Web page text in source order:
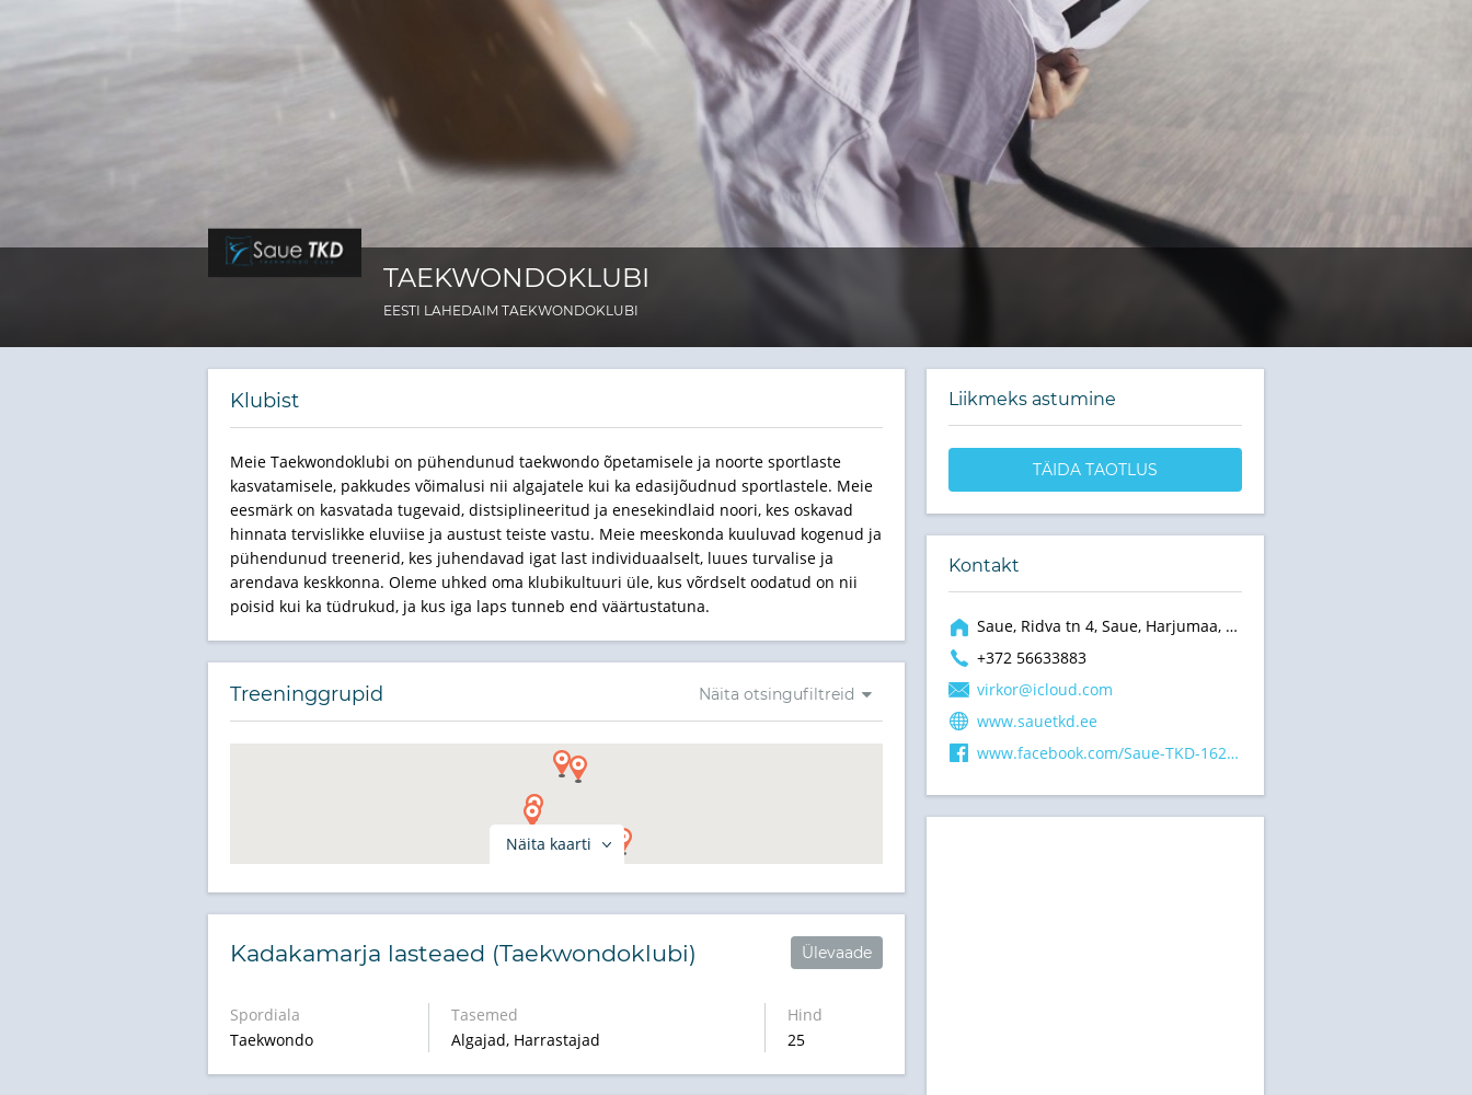
TAEKWONDOKLUBI
EESTI LAHEDAIM TAEKWONDOKLUBI
Klubist
Meie Taekwondoklubi on pühendunud taekwondo õpetamisele ja noorte sportlaste
kasvatamisele, pakkudes võimalusi nii algajatele kui ka edasijõudnud sportlastele. Meie
eesmärk on kasvatada tugevaid, distsiplineeritud ja enesekindlaid noori, kes oskavad
hinnata tervislikke eluviise ja austust teiste vastu. Meie meeskonda kuuluvad kogenud ja
pühendunud treenerid, kes juhendavad igat last individuaalselt, luues turvalise ja
arendava keskkonna. Oleme uhked oma klubikultuuri üle, kus võrdselt oodatud on nii
poisid kui ka tüdrukud, ja kus iga laps tunneb end väärtustatuna.
Näita otsingufiltreid
Treeninggrupid
Näita kaarti
Kadakamarja lasteaed (Taekwondoklubi) Ülevaade
Spordiala
Taekwondo
Tasemed
Algajad, Harrastajad
Hind
25
Liikmeks astumine
TÄIDA TAOTLUS
Kontakt
Saue, Ridva tn 4, Saue, Harjumaa, 76506
+372 56633883
virkor@icloud.com
www.sauetkd.ee
www.facebook.com/Saue-TKD-162471303830732/